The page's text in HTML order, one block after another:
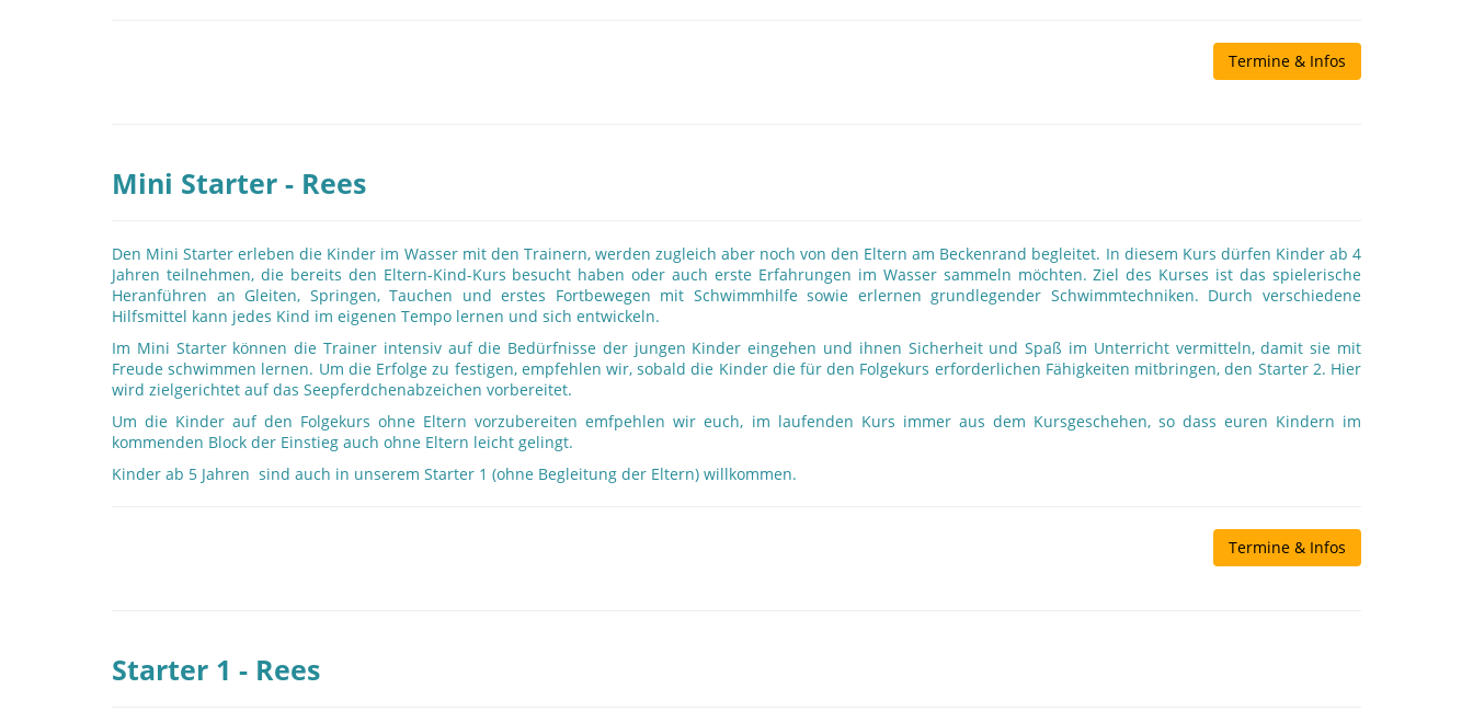
Termine & Infos
Mini Starter - Rees
Den Mini Starter erleben die Kinder im Wasser mit den Trainern, werden zugleich aber noch von den Eltern am Beckenrand begleitet. In diesem Kurs dürfen Kinder ab 4
Jahren teilnehmen, die bereits den Eltern-Kind-Kurs besucht haben oder auch erste Erfahrungen im Wasser sammeln möchten. Ziel des Kurses ist das spielerische
Heranführen an Gleiten, Springen, Tauchen und erstes Fortbewegen mit Schwimmhilfe sowie erlernen grundlegender Schwimmtechniken. Durch verschiedene
Hilfsmittel kann jedes Kind im eigenen Tempo lernen und sich entwickeln.
Im Mini Starter können die Trainer intensiv auf die Bedürfnisse der jungen Kinder eingehen und ihnen Sicherheit und Spaß im Unterricht vermitteln, damit sie mit
Freude schwimmen lernen. Um die Erfolge zu festigen, empfehlen wir, sobald die Kinder die für den Folgekurs erforderlichen Fähigkeiten mitbringen, den Starter 2. Hier
wird zielgerichtet auf das Seepferdchenabzeichen vorbereitet.
Um die Kinder auf den Folgekurs ohne Eltern vorzubereiten emfpehlen wir euch, im laufenden Kurs immer aus dem Kursgeschehen, so dass euren Kindern im
kommenden Block der Einstieg auch ohne Eltern leicht gelingt.
Kinder ab 5 Jahren sind auch in unserem Starter 1 (ohne Begleitung der Eltern) willkommen.
Termine & Infos
Starter 1 - Rees